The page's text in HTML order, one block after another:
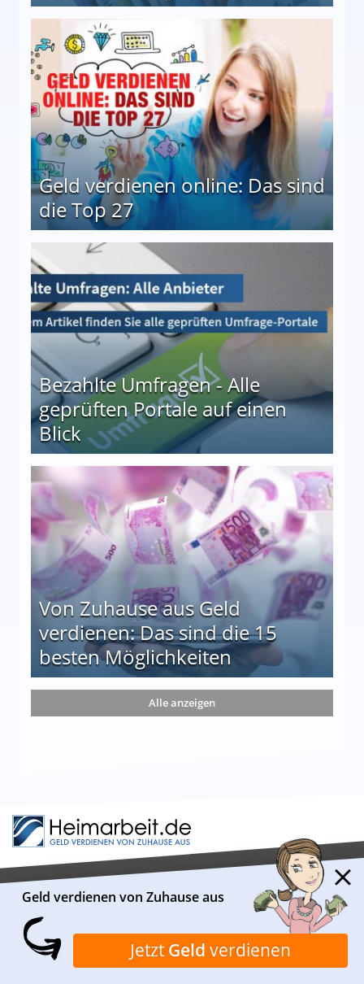
Geld verdienen online: Das sind
die Top 27
Bezahlte Umfragen - Alle
geprüften Portale auf einen
Blick
auf einen Blick
Von Zuhause aus Geld
verdienen: Das sind die 15
besten Möglichkeiten
die 15 besten Möglichkeiten
Alle anzeigen
ÜBER HEIMARBEIT.DE
Heimarbeit.de ist ein Informationsportal, das sich
insbesondere mit geeigneten Verdienstmöglichkeiten von
Zuhause aus beschäftigt. Das Redaktionsteam recherchiert
Geld verdienen von Zuhause aus
Jetzt Geld verdienen